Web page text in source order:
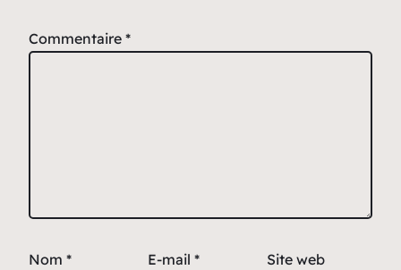
Commentaire *
Nom * E-mail * Site web